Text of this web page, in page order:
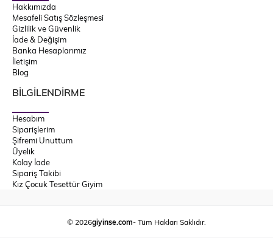
Hakkımızda
Mesafeli Satış Sözleşmesi
Gizlilik ve Güvenlik
İade & Değişim
Banka Hesaplarımız
İletişim
Blog
BİLGİLENDİRME
Hesabım
Siparişlerim
Şifremi Unuttum
Üyelik
Kolay İade
Sipariş Takibi
Kız Çocuk Tesettür Giyim
© 2026giyinse.com- Tüm Hakları Saklıdır.